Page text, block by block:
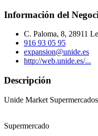
Información del
C. Paloma, 8, 28911
916 93 05 95
expansion@unide.es
http://web.unide.es/...
Descripción
Unide Market Supermercados
Supermercado